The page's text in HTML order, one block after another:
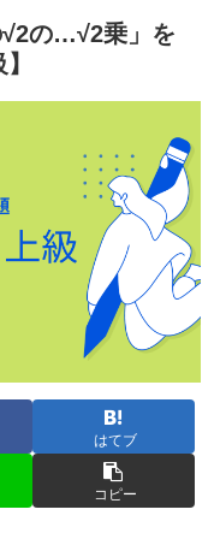
√2の…√2乗」を
はてブ
コピー